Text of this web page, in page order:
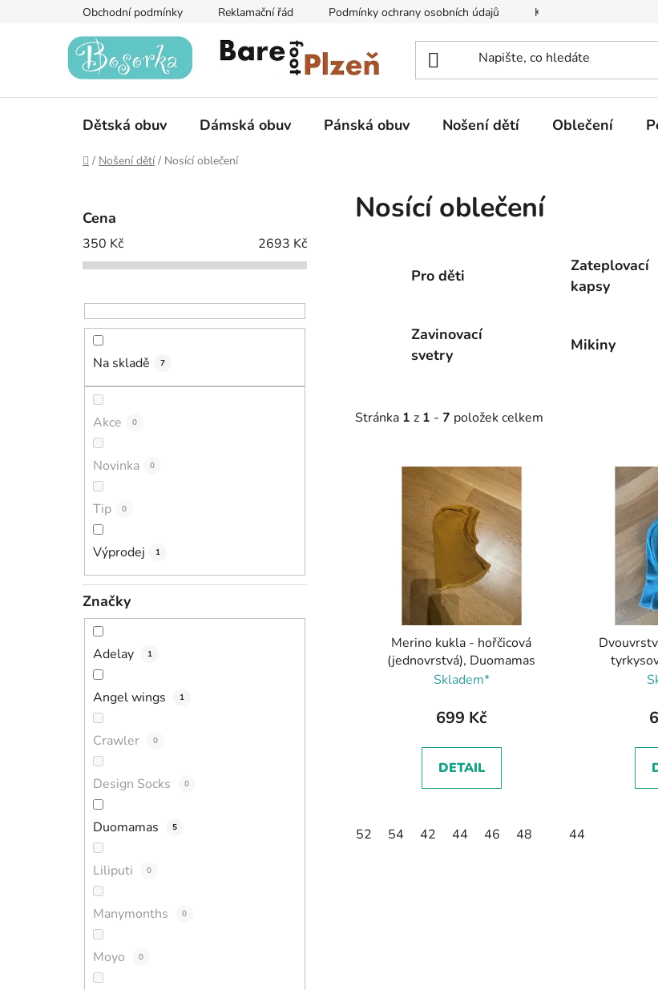
Obchodní podmínky Reklamační řád Podmínky ochrany osobních údajů Kontakty na prodejny
Dětská obuv Dámská obuv Pánská obuv Nošení dětí Oblečení
Domů
/ Nošení dětí / Nosící oblečení
Cena
350 Kč 2693 Kč
Na skladě 7
Akce 0
Novinka 0
Tip 0
Výprodej 1
Značky
Adelay 1
Angel wings 1
Crawler 0
Design Socks 0
Duomamas 5
Liliputi 0
Manymonths 0
Moyo 0
Nosící oblečení
Pro děti
Zateplovací
kapsy
Zavinovací
svetry
Mikiny
Stránka 1 z 1 - 7 položek celkem
Merino kukla - hořčicová
(jednovrstvá), Duomamas
Skladem*
699 Kč
DETAIL
52 54 42 44 46 48 44